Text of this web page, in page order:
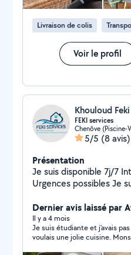
Livraison de colis
Voir le profil
Khouloud
FEKI services
Chenôve (Piscine-
5/5 (8 avis)
Présentation
Je suis disponible 7j/7 Interventions sur rendez-vous
Urgences possibles Je suis dans le métier depuis 20
sols Pose de carrelages Peinture finition A+ Pose de
papier peint Plâtrerie avec bande a joint Transport des
marchandises Et aussi on vous propose des
interventions rapides et
Dernier avis laissé par
Il y a 4 mois
Je suis étudiante et j’avais
voulais une jolie cuisine. Monsieur a été très à l’écoute et